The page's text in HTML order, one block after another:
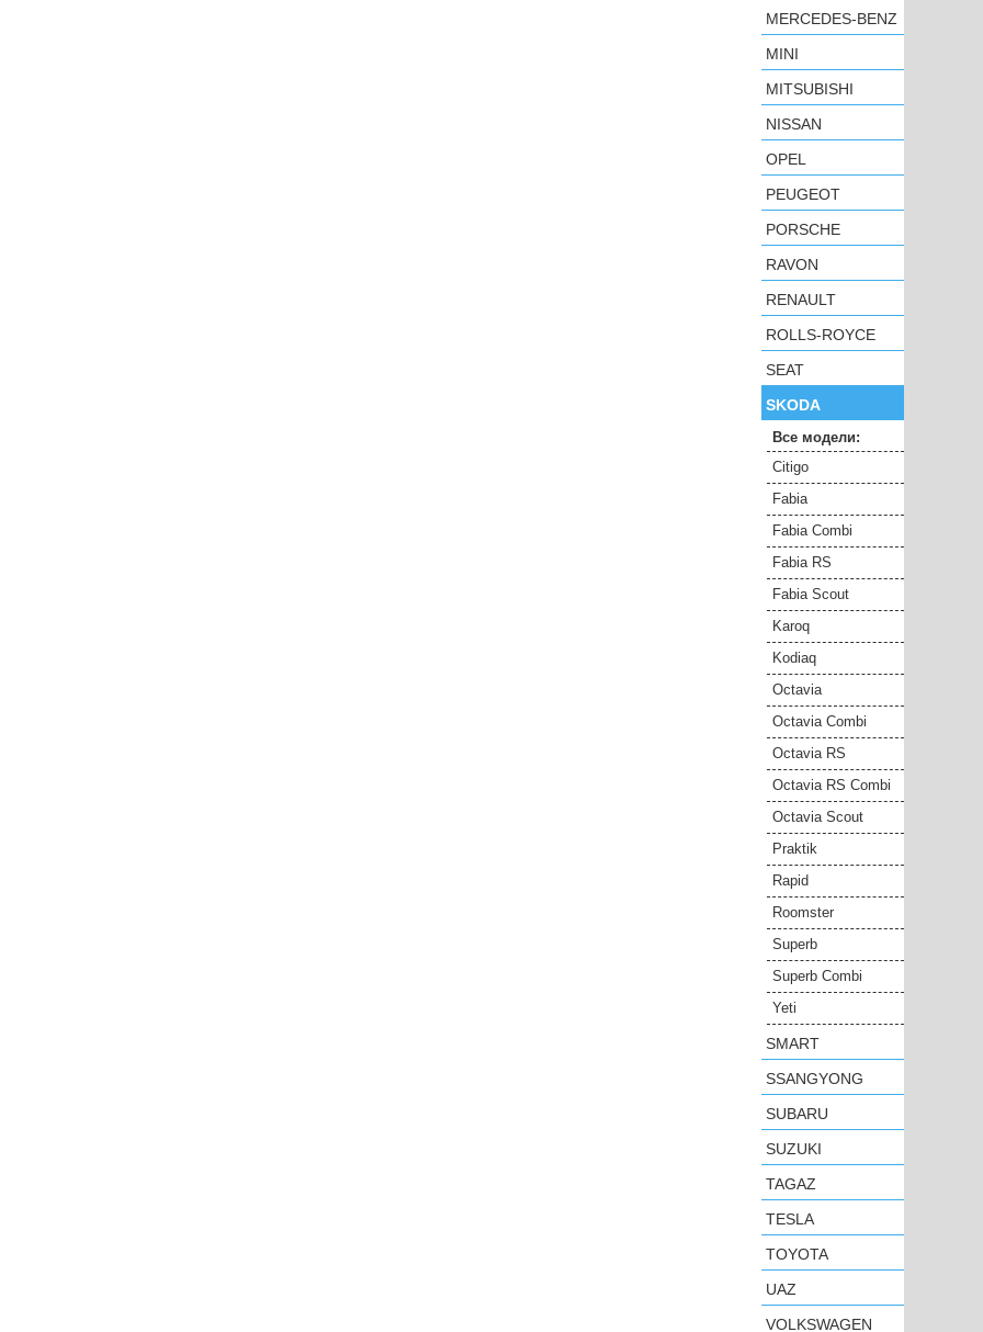
MERCEDES-BENZ
MINI
MITSUBISHI
NISSAN
OPEL
PEUGEOT
PORSCHE
RAVON
RENAULT
ROLLS-ROYCE
SEAT
SKODA
Все модели:
Citigo
Fabia
Fabia Combi
Fabia RS
Fabia Scout
Karoq
Kodiaq
Octavia
Octavia Combi
Octavia RS
Octavia RS Combi
Octavia Scout
Praktik
Rapid
Roomster
Superb
Superb Combi
Yeti
SMART
SSANGYONG
SUBARU
SUZUKI
TAGAZ
TESLA
TOYOTA
UAZ
VOLKSWAGEN